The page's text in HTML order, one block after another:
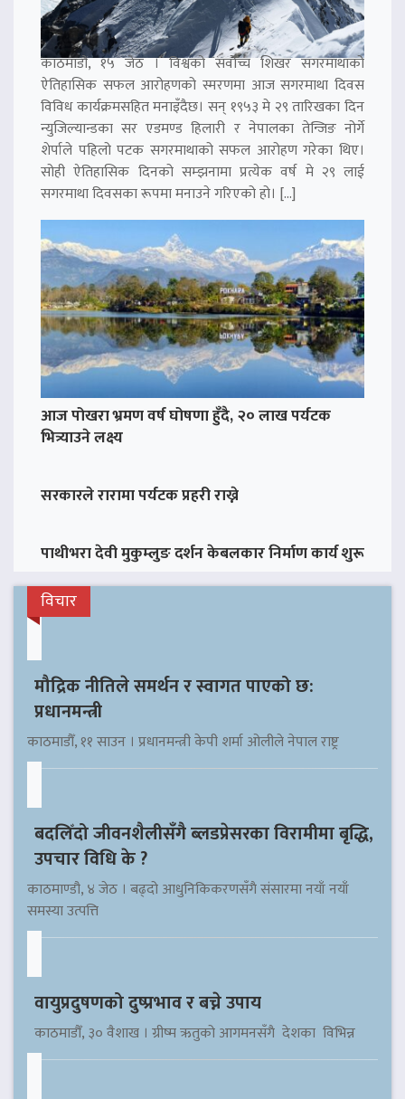
काठमाडौं, १५ जेठ । विश्वको सर्वोच्च शिखर सगरमाथाको
ऐतिहासिक सफल आरोहणको स्मरणमा आज सगरमाथा दिवस
विविध कार्यक्रमसहित मनाइँदैछ। सन् १९५३ मे २९ तारिखका दिन
न्युजिल्यान्डका सर एडमण्ड हिलारी र नेपालका तेन्जिङ नोर्गे
शेर्पाले पहिलो पटक सगरमाथाको सफल आरोहण गरेका थिए।
सोही ऐतिहासिक दिनको सम्झनामा प्रत्येक वर्ष मे २९ लाई
सगरमाथा दिवसका रूपमा मनाउने गरिएको हो। […]
आज पोखरा भ्रमण वर्ष घोषणा हुँदै, २० लाख पर्यटक
भित्र्याउने लक्ष्य
सरकारले रारामा पर्यटक प्रहरी राख्ने
पाथीभरा देवी मुकुम्लुङ दर्शन केबलकार निर्माण कार्य शुरू
विचार
मौद्रिक नीतिले समर्थन र स्वागत पाएको छ:
प्रधानमन्त्री
काठमाडौँ, ११ साउन । प्रधानमन्त्री केपी शर्मा ओलीले नेपाल राष्ट्र
बदलिँदो जीवनशैलीसँगै ब्लडप्रेसरका विरामीमा बृद्धि,
उपचार विधि के ?
काठमाण्डौ, ४ जेठ । बढ्दो आधुनिकिकरणसँगै संसारमा नयाँ नयाँ
समस्या उत्पत्ति
वायुप्रदुषणको दुष्प्रभाव र बच्ने उपाय
काठमाडौँ, ३० वैशाख । ग्रीष्म ऋतुको आगमनसँगै देशका विभिन्न